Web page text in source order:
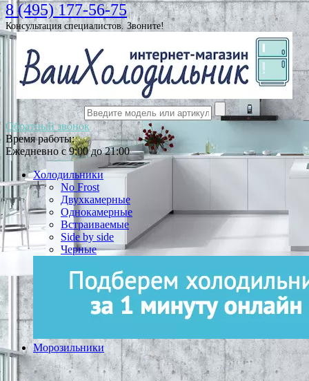
8 (495) 177-56-75
Консультация специалистов. Звоните!
Обратный звонок
Время работы:
Ежедневно с 9:00 до 21:00
Холодильники
No Frost
Двухкамерные
Однокамерные
Встраиваемые
Side by side
Черные
Морозильники